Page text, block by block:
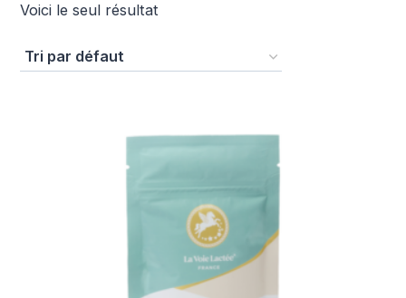
Voici le seul résultat